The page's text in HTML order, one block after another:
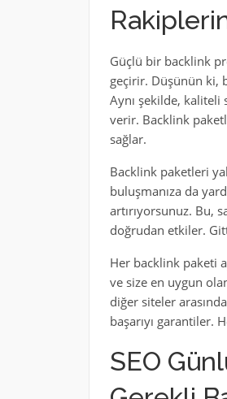
Güçlü bir backlink
geçirir. Düşünün ki,
Aynı şekilde, kaliteli
verir. Backlink
sağlar.
Backlink paketleri
buluşmanıza da
artırıyorsunuz. Bu,
doğrudan etkiler.
Her backlink paketi
ve size en uygun
diğer siteler
başarıyı garantiler.
SEO